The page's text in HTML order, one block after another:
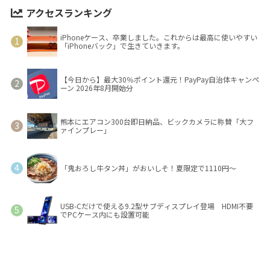
アクセスランキング
iPhoneケース、卒業しました。これからは最高に使いやすい
「iPhoneバック」で生きていきます。
【今日から】最大30％ポイント還元！PayPay自治体キャンペ
ーン 2026年8月開始分
熊本にエアコン300台即日納品、ビックカメラに称賛「大フ
ァインプレー」
「鬼おろし牛タン丼」がおいしそ！夏限定で1110円～
USB-Cだけで使える9.2型サブディスプレイ登場 HDMI不要
でPCケース内にも設置可能